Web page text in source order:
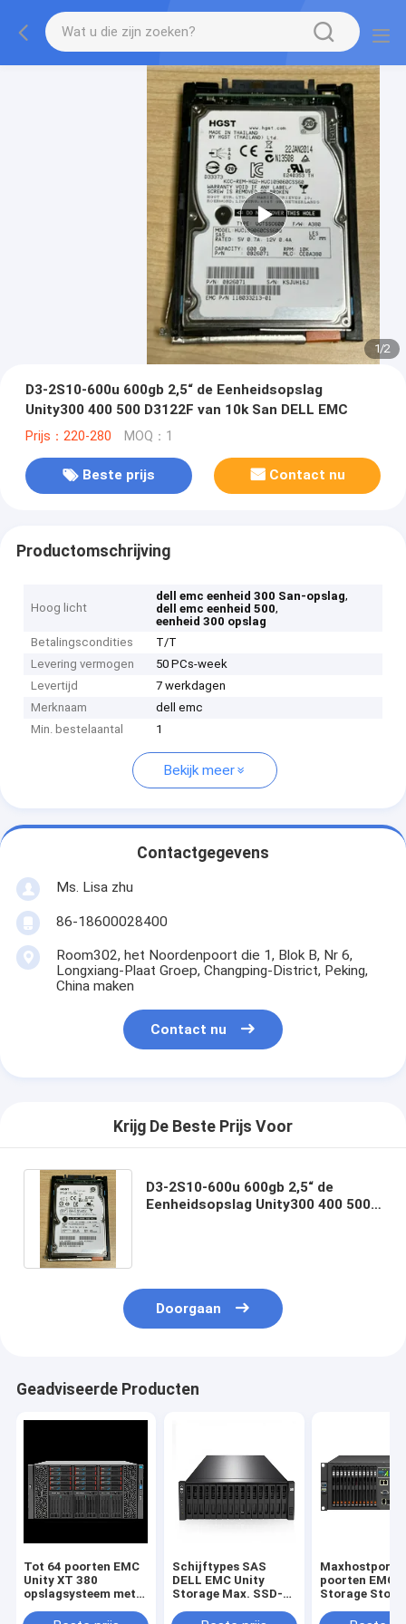
1/2
D3-2S10-600u 600gb 2,5“ de Eenheidsopslag
Unity300 400 500 D3122F van 10k San DELL EMC
Prijs：220-280 MOQ：1
Beste prijs Contact nu
Productomschrijving
Hoog licht
dell emc eenheid 300 San-opslag,
dell emc eenheid 500,
eenheid 300 opslag
Betalingscondities
T/T
Levering vermogen
50 PCs-week
Levertijd
7 werkdagen
Merknaam
dell emc
Min. bestelaantal
1
Bekijk meer
Contactgegevens
Ms. Lisa zhu
86-18600028400
Room302, het Noordenpoort die 1, Blok B, Nr 6,
Longxiang-Plaat Groep, Changping-District, Peking,
China maken
Contact nu
Krijg De Beste Prijs Voor
D3-2S10-600u 600gb 2,5“ de
Eenheidsopslag Unity300 400 500
Doorgaan
Geadviseerde Producten
Tot 64 poorten EMC
Unity XT 380
opslagsysteem met
API beheerinterface
Schijftypes SAS
DELL EMC Unity
Storage Max. SSD-
Max. hostpoorten
Maxhostports
poorten EMC
Storage
disruptieve